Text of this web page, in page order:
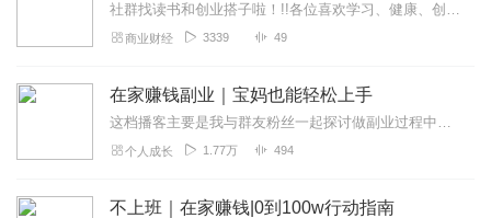
一直听老师的音频，收获很多，老师用自己的亲身经历用心
讲解，支持老师！会一直跟老师学习！
听友219000669
努力决定一切！！！！
社群找读书和创业搭子啦！!!各位喜欢学习、健康、创业的伙伴：大家好！我组建了一个读书创业杜群，如果你喜欢读书或者想拥有一个事业机会的话，可以加微f0804111...
商业财经 3339 49
在家赚钱副业｜宝妈也能轻松上手
这档播客主要是我与群友粉丝一起探讨做副业过程中面临的问题。同时也会讲述我自己的故事、我所积累的经验和一些见解。这是一个简洁风格的播客：无BGM（背景音乐），无文...
个人成长 1.77万 494
不上班｜在家赚钱|0到100w行动指南